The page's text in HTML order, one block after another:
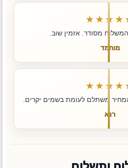
מסודר. אזמין שוב.
מוחמד
משתלם לעומת בשמים יקרים.
רנא